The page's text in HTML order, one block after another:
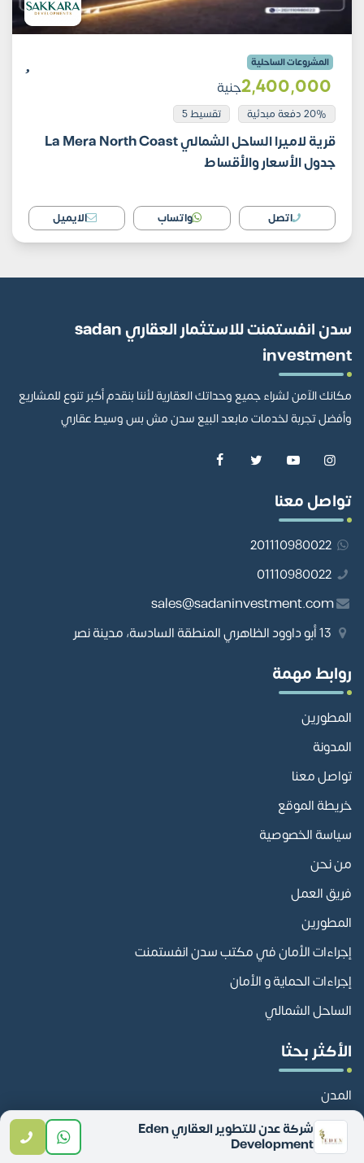
المشروعات الساحلية
2٬400٬000جنية
20% دفعة مبدئية تقسيط 5
قرية لاميرا الساحل الشمالي La Mera North Coast
جدول الأسعار والأقساط
اتصل واتساب الايميل
سدن انفستمنت للاستثمار العقاري sadan
investment
مكانك الآمن لشراء جميع وحداتك العقارية لأننا بنقدم أكبر تنوع للمشاريع
وأفضل تجربة لخدمات مابعد البيع سدن مش بس وسيط عقاري
تواصل معنا
201110980022
01110980022
sales@sadaninvestment.com
روابط مهمة
المطورين
المدونة
تواصل معنا
خريطة الموقع
سياسة الخصوصية
من نحن
فريق العمل
المطورين
إجراءات الأمان في مكتب سدن انفستمنت
إجراءات الحماية و الأمان
الساحل الشمالي
الأكثر بحثا
المدن
شركة عدن للتطوير العقاري Eden
Development